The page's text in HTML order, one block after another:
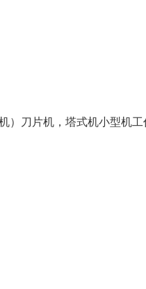
）刀片机，塔式机小型机